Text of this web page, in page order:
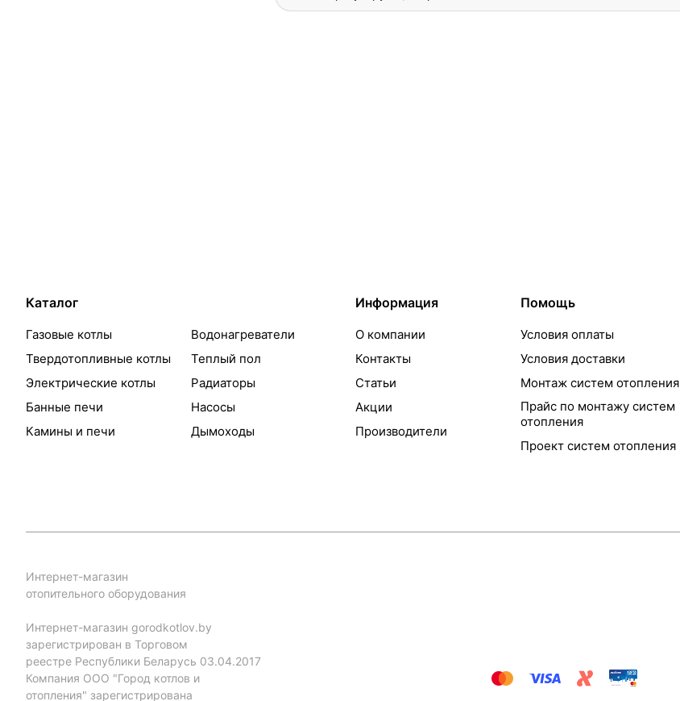
Каталог
Газовые котлы
Твердотопливные котлы
Электрические котлы
Банные печи
Камины и печи
Водонагреватели
Теплый пол
Радиаторы
Насосы
Дымоходы
Информация
О компании
Контакты
Статьи
Акции
Производители
Помощь
Условия оплаты
Условия доставки
Монтаж систем отопления
Прайс по монтажу систем
отопления
Проект систем отопления
Интернет-магазин
отопительного оборудования
Интернет-магазин gorodkotlov.by
зарегистрирован в Торговом
реестре Республики Беларусь 03.04.2017
Компания ООО "Город котлов и
отопления" зарегистрирована